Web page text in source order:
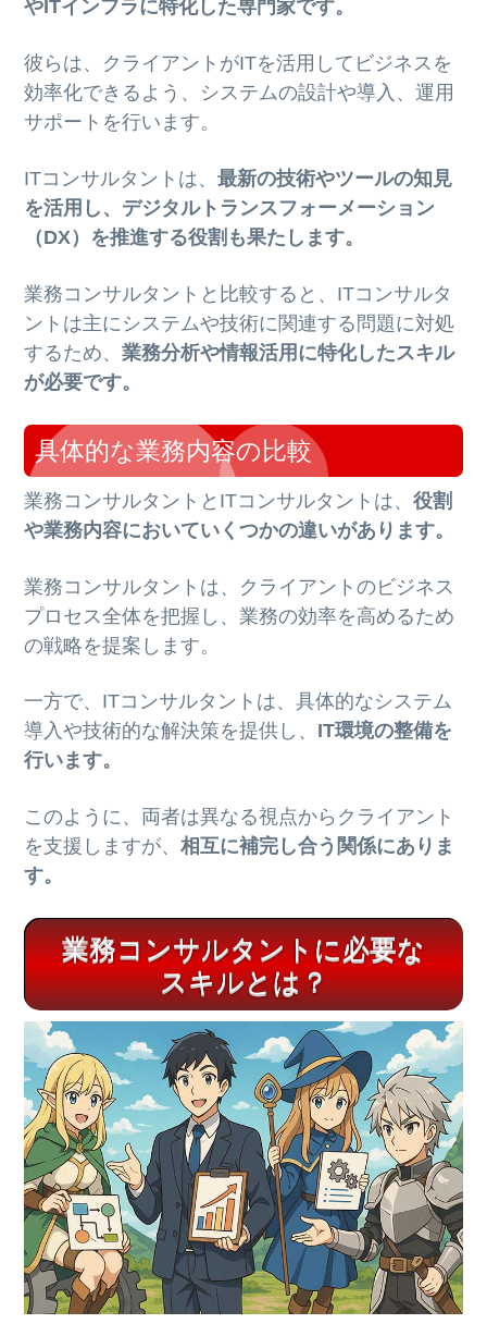
やITインフラに特化した専門家です。
彼らは、クライアントがITを活用してビジネスを
効率化できるよう、システムの設計や導入、運用
サポートを行います。
ITコンサルタントは、最新の技術やツールの知見
を活用し、デジタルトランスフォーメーション
（DX）を推進する役割も果たします。
業務コンサルタントと比較すると、ITコンサルタ
ントは主にシステムや技術に関連する問題に対処
するため、業務分析や情報活用に特化したスキル
が必要です。
具体的な業務内容の比較
業務コンサルタントとITコンサルタントは、役割
や業務内容においていくつかの違いがあります。
業務コンサルタントは、クライアントのビジネス
プロセス全体を把握し、業務の効率を高めるため
の戦略を提案します。
一方で、ITコンサルタントは、具体的なシステム
導入や技術的な解決策を提供し、 IT環境の整備を
行います。
このように、両者は異なる視点からクライアント
を支援しますが、相互に補完し合う関係にありま
す。
業務コンサルタントに必要な
スキルとは？